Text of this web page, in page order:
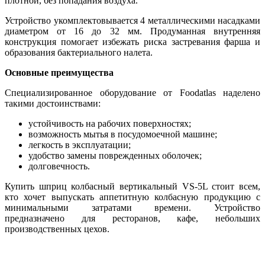
Устройство укомплектовывается 4 металлическими насадками
диаметром от 16 до 32 мм. Продуманная внутренняя
конструкция помогает избежать риска застревания фарша и
образования бактериального налета.
Основные преимущества
Специализированное оборудование от Foodatlas наделено
такими достоинствами:
устойчивость на рабочих поверхностях;
возможность мытья в посудомоечной машине;
легкость в эксплуатации;
удобство замены поврежденных оболочек;
долговечность.
Купить шприц колбасный вертикальный VS-5L стоит всем,
кто хочет выпускать аппетитную колбасную продукцию с
минимальными затратами времени. Устройство
предназначено для ресторанов, кафе, небольших
производственных цехов.